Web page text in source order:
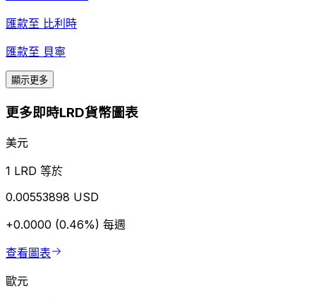
匯款至 比利時
匯款至 貝寧
顯示更多
更多即時LRD貨幣圖表
美元
1 LRD 等於
0.00553898 USD
+0.0000 (0.46%) 每週
查看圖表
歐元